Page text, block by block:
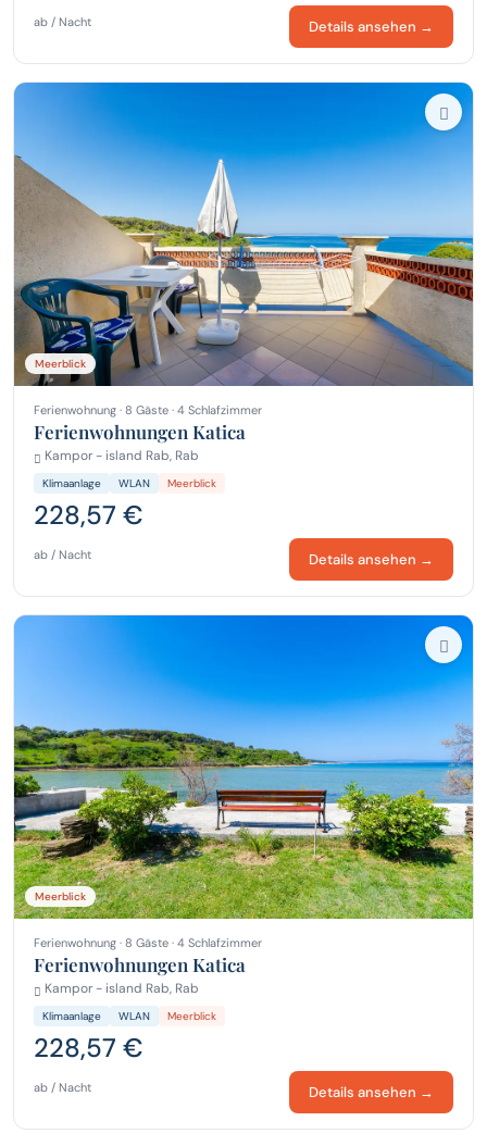
ab / Nacht Details ansehen →
Meerblick
Ferienwohnung · 8 Gäste · 4 Schlafzimmer
Ferienwohnungen Katica
Kampor - island Rab, Rab
Klimaanlage WLAN Meerblick
228,57 €
ab / Nacht Details ansehen →
Meerblick
Ferienwohnung · 8 Gäste · 4 Schlafzimmer
Ferienwohnungen Katica
Kampor - island Rab, Rab
Klimaanlage WLAN Meerblick
228,57 €
ab / Nacht Details ansehen →